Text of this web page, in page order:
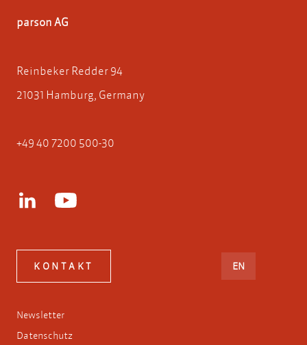
parson AG
Reinbeker Redder 94
21031 Hamburg, Germany
+49 40 7200 500-30
KONTAKT ENENGLISH
Newsletter
Datenschutz